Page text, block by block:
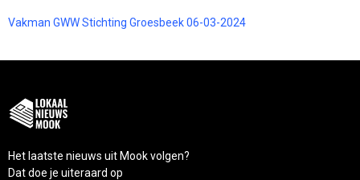
Vakman GWW Stichting Groesbeek 06-03-2024
Het laatste nieuws uit Mook volgen?
Dat doe je uiteraard op